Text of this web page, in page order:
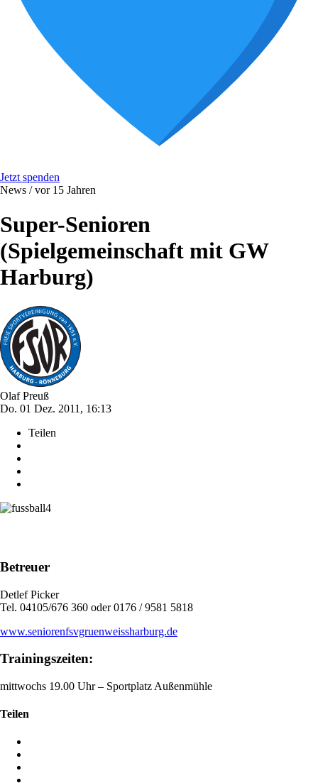
Jetzt spenden
News /vor 15 Jahren
Super-Senioren
(Spielgemeinschaft mit GW
Harburg)
Olaf Preuß
Do. 01 Dez. 2011, 16:13
Teilen
Betreuer
Detlef Picker
Tel. 04105/676 360 oder 0176 / 9581 5818
www.seniorenfsvgruenweissharburg.de
Trainingszeiten:
mittwochs 19.00 Uhr – Sportplatz Außenmühle
Teilen